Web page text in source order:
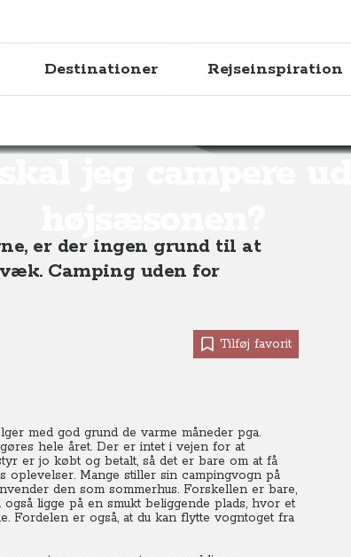
Destinationer Rejseinspiration
jeg campere
er der ingen grund til at
Camping uden for
Tilføj favorit
med god grund de varme måneder pga.
hele året. Der er intet i vejen for at
er jo købt og betalt, så det er bare om at få
Mange stiller sin campingvogn på
den som sommerhus. Forskellen er bare,
ligge på en smukt beliggende plads, hvor et
Fordelen er også, at du kan flytte vogntoget fra